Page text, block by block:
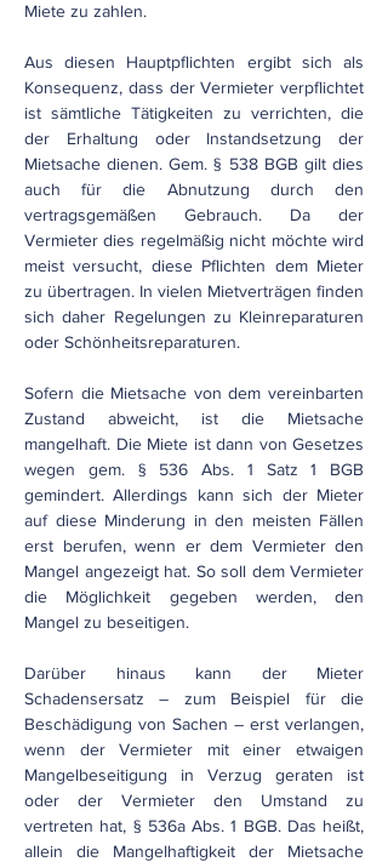
Miete zu zahlen.
Aus diesen Hauptpflichten ergibt sich als
Konsequenz, dass der Vermieter verpflichtet
ist sämtliche Tätigkeiten zu verrichten, die
der Erhaltung oder Instandsetzung der
Mietsache dienen. Gem. § 538 BGB gilt dies
auch für die Abnutzung durch den
vertragsgemäßen Gebrauch. Da der
Vermieter dies regelmäßig nicht möchte wird
meist versucht, diese Pflichten dem Mieter
zu übertragen. In vielen Mietverträgen finden
sich daher Regelungen zu Kleinreparaturen
oder Schönheitsreparaturen.
Sofern die Mietsache von dem vereinbarten
Zustand abweicht, ist die Mietsache
mangelhaft. Die Miete ist dann von Gesetzes
wegen gem. § 536 Abs. 1 Satz 1 BGB
gemindert. Allerdings kann sich der Mieter
auf diese Minderung in den meisten Fällen
erst berufen, wenn er dem Vermieter den
Mangel angezeigt hat. So soll dem Vermieter
die Möglichkeit gegeben werden, den
Mangel zu beseitigen.
Darüber hinaus kann der Mieter
Schadensersatz – zum Beispiel für die
Beschädigung von Sachen – erst verlangen,
wenn der Vermieter mit einer etwaigen
Mangelbeseitigung in Verzug geraten ist
oder der Vermieter den Umstand zu
vertreten hat, § 536a Abs. 1 BGB. Das heißt,
allein die Mangelhaftigkeit der Mietsache